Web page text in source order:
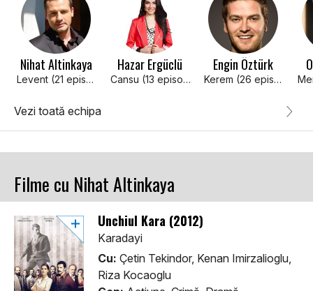
Nihat Altinkaya
Levent (21 episodes, 2016)
Hazar Ergüclü
Cansu (13 episodes, 2016)
Engin Öztürk
Kerem (26 episodes, 2016)
Vezi toată echipa
Filme cu Nihat Altinkaya
Unchiul Kara (2012)
Karadayi
Cu: Çetin Tekindor, Kenan Imirzalioglu,
Riza Kocaoglu